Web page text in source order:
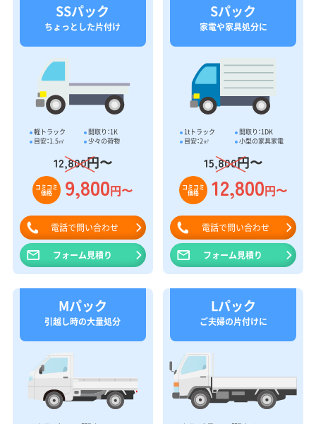
SSパック
ちょっとした片付け
軽トラック
間取り：1K
目安：1.5㎥
少々の荷物
12,800円〜
コミコミ
価格 9,800円〜
電話で問い合わせ
フォーム見積り
Sパック
家電や家具処分に
1tトラック
間取り：1DK
目安：2㎥
小型の家具家電
15,800円〜
コミコミ
価格 12,800円〜
電話で問い合わせ
フォーム見積り
Mパック
引越し時の大量処分
Lパック
ご夫婦の片付けに